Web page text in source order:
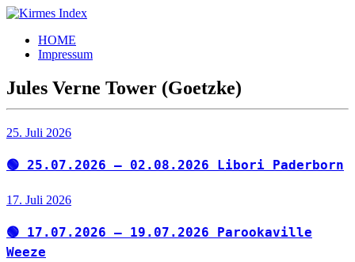
Zum
springen
Kirmes
Index
Tourpläne
der
letzten
Jahre
HOME
Impressum
Jules Verne Tower (Goetzke)
25. Juli 2026
🟢 25.07.2026 – 02.08.2026 Libori Paderborn
17. Juli 2026
🟢 17.07.2026 – 19.07.2026 Parookaville
Weeze